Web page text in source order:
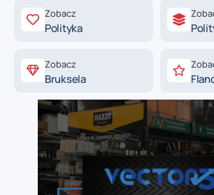
Zobacz
Polityka
Zobacz
Bruksela